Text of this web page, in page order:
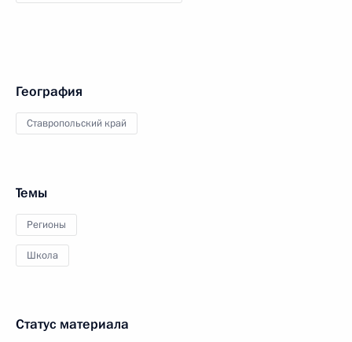
География
Ставропольский край
Темы
Регионы
Школа
Статус материала